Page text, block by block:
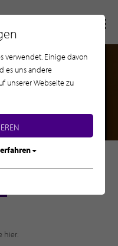
hier:
verwendet. Einige davon
es uns andere
unserer Webseite zu